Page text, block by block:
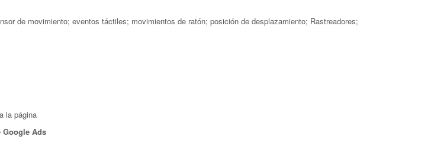
de movimiento; eventos táctiles; movimientos de ratón; posición de desplazamiento; Rastreadores;
la página
Ads